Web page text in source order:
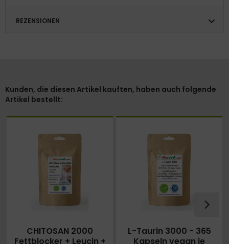
REZENSIONEN
Kunden, die diesen Artikel kauften, haben auch folgende
Artikel bestellt:
CHITOSAN 2000
Fettblocker + Leucin +
L-Taurin 3000 - 365
Kapseln vegan je